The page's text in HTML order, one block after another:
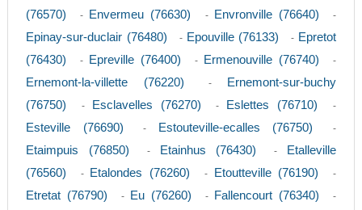
(76570)
- Envermeu (76630) - Envronville (76640) -
Epinay-sur-duclair (76480) - Epouville (76133) - Epretot
(76430)
- Epreville (76400) - Ermenouville (76740) -
Ernemont-la-villette (76220) -
Ernemont-sur-buchy
(76750)
- Esclavelles (76270) - Eslettes (76710) -
Esteville (76690) - Estouteville-ecalles (76750) -
Etaimpuis (76850) - Etainhus (76430) -
Etalleville
(76560)
- Etalondes (76260) - Etoutteville (76190) -
Etretat (76790) - Eu (76260) - Fallencourt (76340) -